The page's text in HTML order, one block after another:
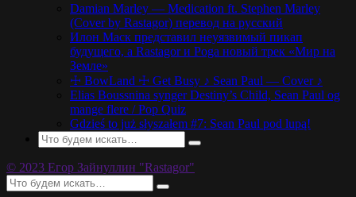
Damian Marley — Medication ft. Stephen Marley
(Cover by Rastagor) перевод на русский
Илон Маск представил неуязвимый пикап
будущего, а Rastagor и Poga новый трек «Мир на
Земле»
☩ BowLand ☩ Get Busy ♪ Sean Paul — Cover ♪
Elias Boussnina synger Destiny’s Child, Sean Paul og
mange flere / Pop Quiz
Gdzieś to już słyszałem #7: Sean Paul pod lupą!
© 2023 Егор Зайнуллин "Rastagor"